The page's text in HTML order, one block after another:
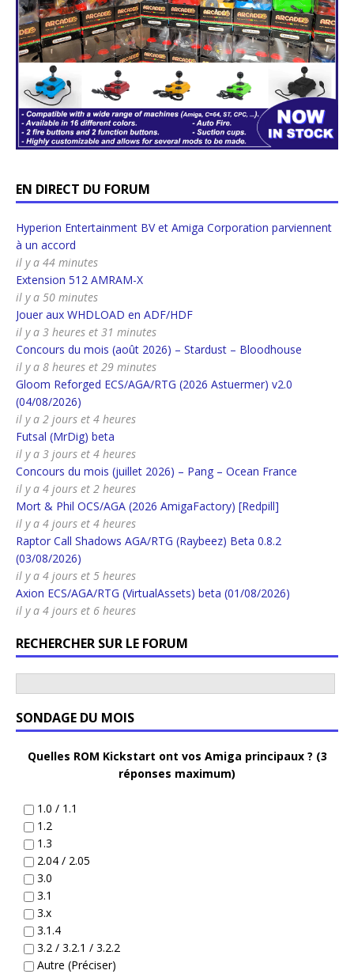
EN DIRECT DU FORUM
Hyperion Entertainment BV et Amiga Corporation parviennent
à un accord
il y a 44 minutes
Extension 512 AMRAM-X
il y a 50 minutes
Jouer aux WHDLOAD en ADF/HDF
il y a 3 heures et 31 minutes
Concours du mois (août 2026) – Stardust – Bloodhouse
il y a 8 heures et 29 minutes
Gloom Reforged ECS/AGA/RTG (2026 Astuermer) v2.0
(04/08/2026)
il y a 2 jours et 4 heures
Futsal (MrDig) beta
il y a 3 jours et 4 heures
Concours du mois (juillet 2026) – Pang – Ocean France
il y a 4 jours et 2 heures
Mort & Phil OCS/AGA (2026 AmigaFactory) [Redpill]
il y a 4 jours et 4 heures
Raptor Call Shadows AGA/RTG (Raybeez) Beta 0.8.2
(03/08/2026)
il y a 4 jours et 5 heures
Axion ECS/AGA/RTG (VirtualAssets) beta (01/08/2026)
il y a 4 jours et 6 heures
RECHERCHER SUR LE FORUM
SONDAGE DU MOIS
Quelles ROM Kickstart ont vos Amiga principaux ? (3
réponses maximum)
1.0 / 1.1
1.2
1.3
2.04 / 2.05
3.0
3.1
3.x
3.1.4
3.2 / 3.2.1 / 3.2.2
Autre (Préciser)